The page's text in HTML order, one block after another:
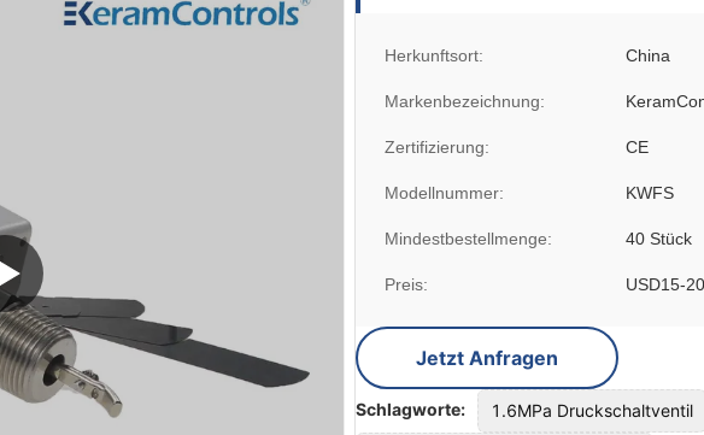
Herkunftsort: China
Markenbezeichnung:
Zertifizierung: CE
Modellnummer: KWFS
Mindestbestellmenge: 40 Stück
Preis: USD15-
Jetzt Anfragen
Schlagworte: 1.6MPa Druckschaltventil